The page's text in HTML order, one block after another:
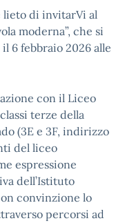
lieto di invitarVi al
moderna”, che si
6 febbraio 2026 alle
con il Liceo
terze della
(3E e 3F, indirizzo
del liceo
espressione
dell’Istituto
convinzione lo
percorsi ad